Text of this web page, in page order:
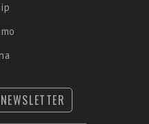
NEWSLETTER